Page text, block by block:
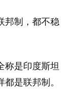
邦制，都不稳
称是印度斯坦
是联邦制。